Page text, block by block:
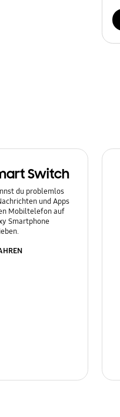
Switch
du problemlos
und Apps
Mobiltelefon auf
Smartphone